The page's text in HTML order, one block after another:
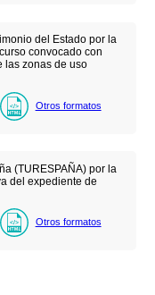
del Estado por la
convocado con
las zonas de uso
Otros formatos
(TURESPAÑA) por la
del expediente de
Otros formatos